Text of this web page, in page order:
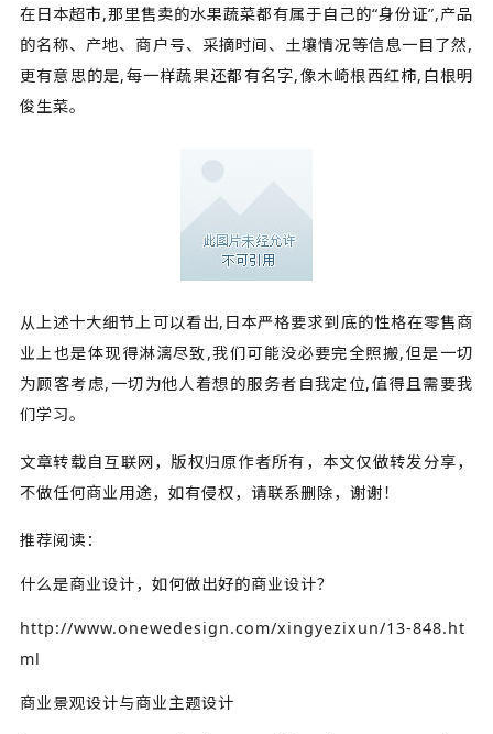
在日本超市,那里售卖的水果蔬菜都有属于自己的“身份证”,产品
的名称、产地、商户号、采摘时间、土壤情况等信息一目了然,
更有意思的是,每一样蔬果还都有名字,像木崎根西红柿,白根明
俊生菜。
从上述十大细节上可以看出,日本严格要求到底的性格在零售商
业上也是体现得淋漓尽致,我们可能没必要完全照搬,但是一切
为顾客考虑,一切为他人着想的服务者自我定位,值得且需要我
们学习。
文章转载自互联网，版权归原作者所有，本文仅做转发分享，
不做任何商业用途，如有侵权，请联系删除，谢谢！
推荐阅读：
什么是商业设计，如何做出好的商业设计？
http://www.onewedesign.com/xingyezixun/13-848.ht
ml
商业景观设计与商业主题设计